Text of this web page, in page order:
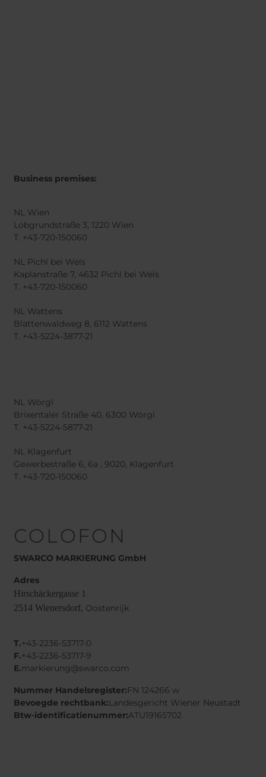
Business premises:
NL Wien
Lobgrundstraße 3, 1220 Wien
T. +43-720-150060
NL Pichl bei Wels
Kaplanstraße 7, 4632 Pichl bei Wels
T. +43-720-150060
NL Wattens
Blattenwaldweg 8, 6112 Wattens
T. +43-5224-3877-21
NL Wörgl
Brixentaler Straße 40, 6300 Wörgl
T. +43-5224-5877-21
NL Klagenfurt
Gewerbestraße 6, 6a , 9020, Klagenfurt
T. +43-720-150060
COLOFON
SWARCO MARKIERUNG GmbH
Adres
Hirschäckergasse 1
2514 Wienersdorf, Oostenrijk
T.+43-2236-53717-0
F.+43-2236-53717-9
E.markierung@swarco.com
Nummer Handelsregister:FN 124266 w
Bevoegde rechtbank:Landesgericht Wiener Neustadt
Btw-identificatienummer:ATU19165702